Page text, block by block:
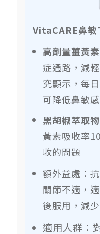
VitaCARE鼻敏
高劑量薑黃素
症通路，減
究顯示，每
可降低鼻敏
黑胡椒萃取物
黃素吸收率
收的問題
額外益處：
關節不適，
後服用，減少
適用人群：